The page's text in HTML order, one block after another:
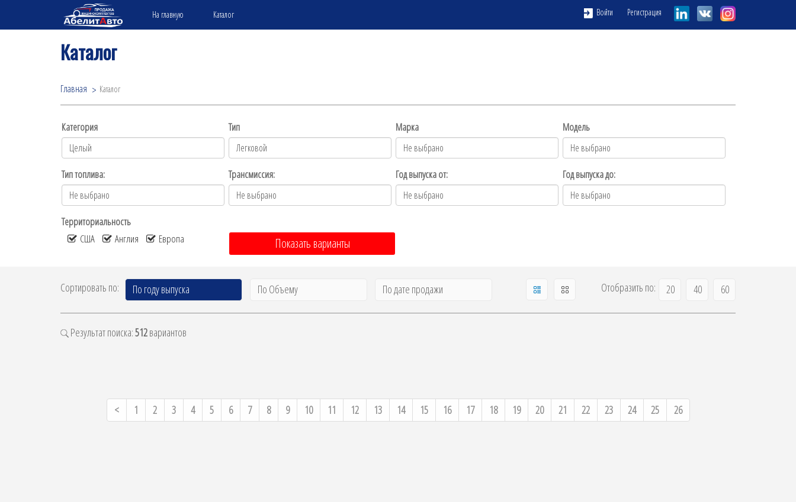
На главную Каталог Войти Регистрация
Каталог
Главная Каталог
Категория Тип Марка Модель
Тип топлива: Трансмиссия: Год выпуска от: Год выпуска до:
Территориальность
США
Англия Европа Показать варианты
Сортировать по: По году выпуска По Объему По дате продажи Отобразить по: 20 40 60
Результат поиска:512вариантов
<Previous
1 2 3 4 5 6 7 8 9 10 11 12 13 14 15 16 17 18 19 20 21 22 23 24 25 26